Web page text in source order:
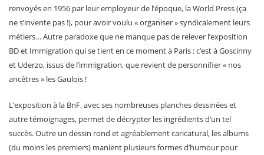
renvoyés en 1956 par leur employeur de l’époque, la World Press (ça
ne s’invente pas !), pour avoir voulu « organiser » syndicalement leurs
métiers… Autre paradoxe que ne manque pas de relever l’exposition
BD et Immigration qui se tient en ce moment à Paris : c’est à Goscinny
et Uderzo, issus de l’immigration, que revient de personnifier « nos
ancêtres » les Gaulois !
L’exposition à la BnF, avec ses nombreuses planches dessinées et
autre témoignages, permet de décrypter les ingrédients d’un tel
succès. Outre un dessin rond et agréablement caricatural, les albums
(du moins les premiers) manient plusieurs formes d’humour pour